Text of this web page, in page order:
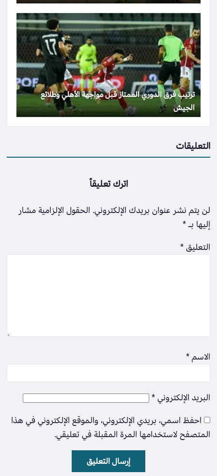
ترتيب فرق الدوري الممتاز قبل مواجهة الأهلي وطلائع
الجيش
التعليقات
اترك تعليقاً
لن يتم نشر عنوان بريدك الإلكتروني. الحقول الإلزامية مشار
إليها بـ*
التعليق*
الاسم*
البريد الإلكتروني*
احفظ اسمي، بريدي الإلكتروني، والموقع الإلكتروني في هذا
المتصفح لاستخدامها المرة المقبلة في تعليقي.